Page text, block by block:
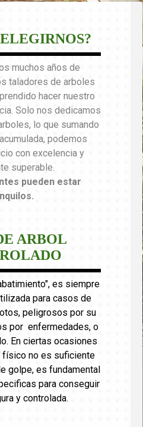
muchos años de
taladores de arboles
hacer nuestro
Solo nos dedicamos
lo que sumando
podemos
con excelencia y
superable.
pueden estar
.
ARBOL
es siempre
para casos de
peligrosos por su
por enfermedades, o
En ciertas ocasiones
físico no es suficiente
golpe, es fundamental
para conseguir
y controlada.